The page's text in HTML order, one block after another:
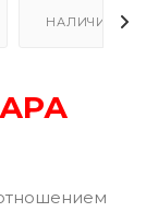
НАЛИЧИЕ В